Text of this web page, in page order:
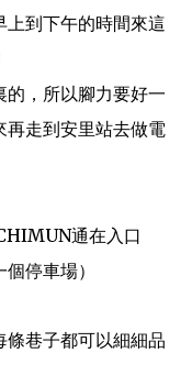
上到下午的時間來這
的，所以腳力要好一
再走到安里站去做電
通在入口
停車場）
條巷子都可以細細品